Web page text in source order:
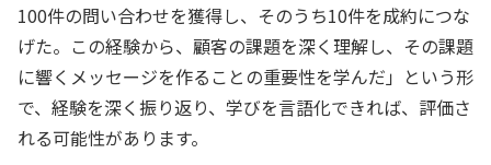
100件の問い合わせを獲得し、そのうち10件を成約につな
げた。この経験から、顧客の課題を深く理解し、その課題
に響くメッセージを作ることの重要性を学んだ」という形
で、経験を深く振り返り、学びを言語化できれば、評価さ
れる可能性があります。